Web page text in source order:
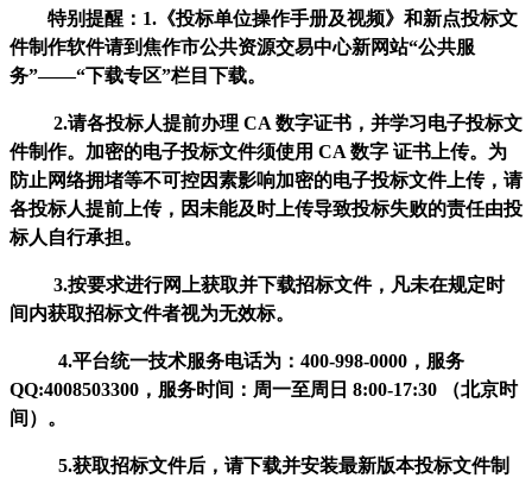
特别提醒： 1.《投标单位操作手册及视频》和新点投标文
件制作软件请到焦作市公共资源交易中心新网站“公共服
务”——“下载专区”栏目下载。
2.请各投标人提前办理 CA 数字证书，并学习电子投标文
件制作。加密的电子投标文件须使用 CA 数字 证书上传。为
防止网络拥堵等不可控因素影响加密的电子投标文件上传，请
各投标人提前上传，因未能及时上传导致投标失败的责任由投
标人自行承担。
3.按要求进行网上获取并下载招标文件，凡未在规定时
间内获取招标文件者视为无效标。
4.平台统一技术服务电话为：400-998-0000，服务
QQ:4008503300，服务时间：周一至周日 8:00-17:30 （北京时
间）。
5.获取招标文件后，请下载并安装最新版本投标文件制